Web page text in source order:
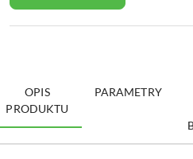
OPIS
PRODUKTU
PARAMETRY